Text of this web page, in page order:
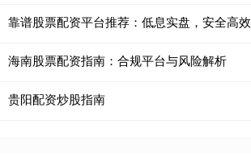
靠谱股票配资平台推荐：低息实盘，安全高效
海南股票配资指南：合规平台与风险解析
贵阳配资炒股指南